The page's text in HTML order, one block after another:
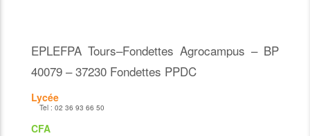
EPLEFPA Tours–Fondettes Agrocampus – BP
40079 – 37230 Fondettes PPDC
Lycée
Tel : 02 36 93 66 50
CFA